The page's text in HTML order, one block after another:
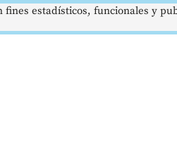
estadísticos, funcionales y